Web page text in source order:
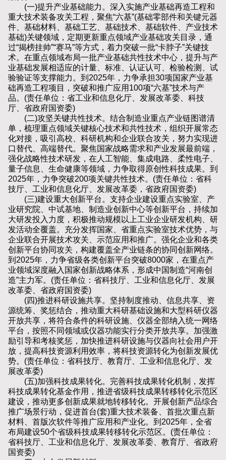
(一)提升产业基础能力。深入实施产业基础再造工程和
重大技术装备攻关工程，聚焦“六基”(基础零部件和关键元器
件、基础材料、基础工艺、基础技术、基础软件、产业技术
基础)关键领域，定期更新重点领域产业基础攻关目录，通
过“揭榜挂帅”“赛马”等方式，着力突破一批“卡脖子”关键技
术。在重点领域布局一批产业基础共性技术中心，提升与产
业基础发展相适应的计量、标准、认证认可、检验检测、试
验验证等支撑能力。到2025年，力争承担30项国家产业基
础再造工程项目，突破和推广应用100项“六基”技术与产
品。(责任单位：省工业和信息化厅、发展改革委、科技
厅、省政府国资委)
(二)攻坚关键共性技术。结合制造业重点产业链图谱清
单，梳理重点领域关键核心技术和共性技术，组织开展常态
化对接，吸引高校、科研机构和企业联合攻关，努力实现进
口替代、高端替代。聚焦国家战略需求和产业发展最前端，
强化战略性技术研发，在人工智能、集成电路、柔性电子、
量子信息、生命健康等领域，力争取得原创性科技成果。到
2025年，力争突破200项关键共性技术。(责任单位：省科
技厅、工业和信息化厅、发展改革委，省政府国资委)
(三)建设重大创新平台。支持企业建设重点实验室、产
业研究院、中试基地、制造业创新中心等创新平台，持续加
大研发投入力度，积极推动规模以上工业企业研发机构、研
发活动全覆盖。充分发挥国家、省重点实验室技术优势，与
企业联合开展技术攻关、示范应用和推广。强化企业和各类
创新平台协同攻关，构建覆盖全产业链条的协同创新网络。
到2025年，力争省级各类创新平台突破8000家，在重点产
业领域深度融入国家创新战略体系，形成中国制造“河南创
造”主力军。(责任单位：省科技厅、工业和信息化厅、发展
改革委、省政府国资委)
(四)推进科研设施共享。坚持制度推动、信息共享、资
源统筹、奖惩结合，推动重大科研基础设施和大型科研仪器
开放共享，将符合条件的科研设施、仪器全部纳入统一网络
平台，按照不同领域或仪器功能实行分类开放共享。加强激
励引导和考核奖惩，加快推进科研设施与仪器向社会用户开
放，提高科技资源利用效率，将科技资源转化为创新发展优
势。(责任单位：省科技厅、教育厅、工业和信息化厅、发
展改革委)
(五)加强科技成果转化。完善科技成果转化机制，发挥
科技成果转化基金作用，推进省级科技成果转移转化示范区
建设，推动更多创新成果就地转移转化。开展创新产品综合
推广场景行动，促进首台(套)重大技术装备、首批次重点新
材料、首版次软件等推广应用和产业化。到2025年，全省
布局建设50个省级科技成果转移转化示范区。(责任单位：
省科技厅、工业和信息化厅、发展改革委、教育厅、省政府
国资委)